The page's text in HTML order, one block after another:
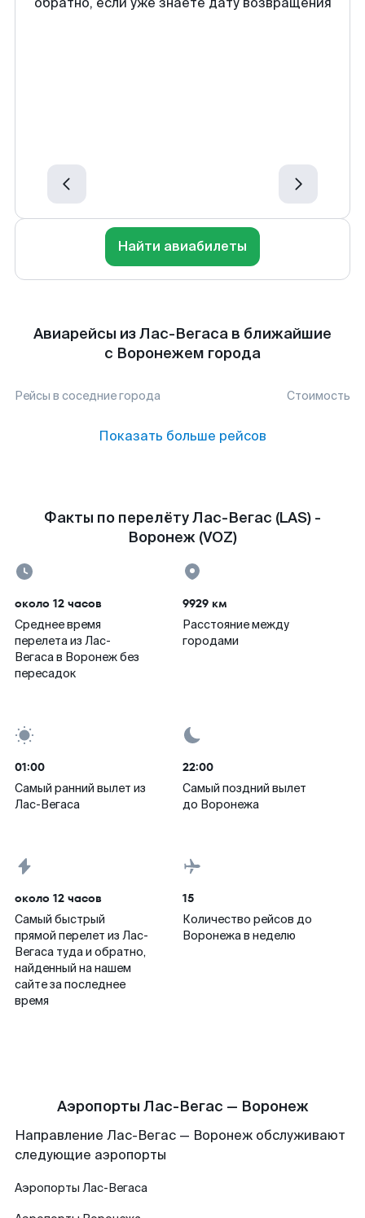
Найти авиабилеты
Авиарейсы из Лас-Вегаса в ближайшие
с Воронежем города
Рейсы в соседние города Стоимость
Показать больше рейсов
Факты по перелёту Лас-Вегас (LAS) -
Воронеж (VOZ)
около 12 часов
Среднее время
перелета из Лас-
Вегаса в Воронеж без
пересадок
9929 км
Расстояние между
городами
01:00
Самый ранний вылет из
Лас-Вегаса
22:00
Самый поздний вылет
до Воронежа
около 12 часов
Самый быстрый
прямой перелет из Лас-
Вегаса туда и обратно,
найденный на нашем
сайте за последнее
время
15
Количество рейсов до
Воронежа в неделю
Аэропорты Лас-Вегас — Воронеж
Направление Лас-Вегас — Воронеж обслуживают
следующие аэропорты
Аэропорты Лас-Вегаса